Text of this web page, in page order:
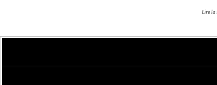
Lire la